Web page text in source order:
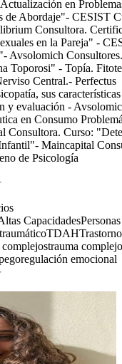
en
de Abordaje"- CESIST
Consultora.
en la Pareja" -
Avsolomich Consultores.
Toporosi" - Topía.
Central.- Perfectus
sus características
y evaluación -
en Consumo
Consultora. Curso:
Maincapital
de Psicología
CapacidadesPersonas
TDAH
complejostrauma complejo
regulación emocional